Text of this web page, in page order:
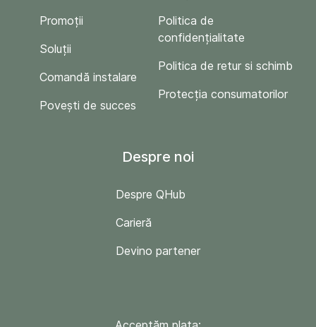
Promoții
Soluții
Comandă instalare
Povești de succes
Politica de
confidențialitate
Politica de retur si schimb
Protecția consumatorilor
Despre noi
Despre QHub
Carieră
Devino partener